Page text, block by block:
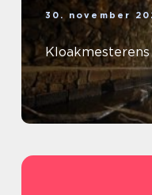
30. november